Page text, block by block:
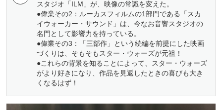
スタジオ「ILM」が、映像の常識を変えた。
●偉業その2：ルーカスフィルムの1部門である「スカ
イウォーカー・サウンド」は、今なお音響スタジオの
名門として影響力を持っている。
●偉業その3：「三部作」という続編を前提にした映画
づくりは、そもそもスター・ウォーズが元祖！
●これらの背景を知ることによって、スター・ウォーズ
がより好きになり、作品を見返したときの喜びも大き
くなるはず！